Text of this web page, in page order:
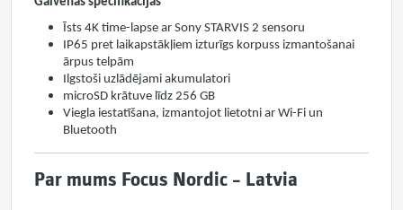
Īsts 4K time-lapse ar Sony STARVIS 2 sensoru
IP65 pret laikapstākļiem izturīgs korpuss izmantošanai
ārpus telpām
Ilgstoši uzlādējami akumulatori
microSD krātuve līdz 256 GB
Viegla iestatīšana, izmantojot lietotni ar Wi-Fi un
Bluetooth
Par mums Focus Nordic – Latvia